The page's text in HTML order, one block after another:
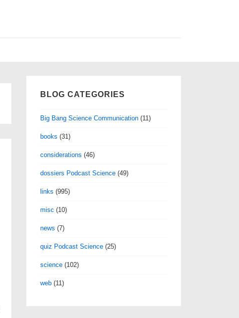
BLOG CATEGORIES
Big Bang Science Communication (11)
books (31)
considerations (46)
dossiers Podcast Science (49)
links (995)
misc (10)
news (7)
quiz Podcast Science (25)
science (102)
web (11)